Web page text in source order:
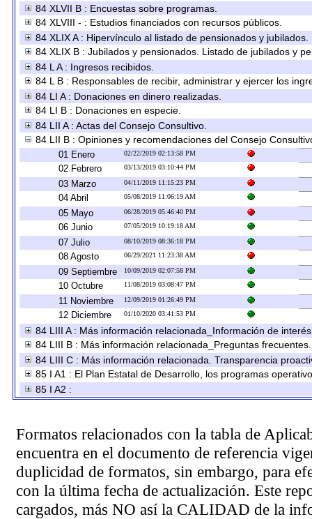
84 XLVII B : Encuestas sobre programas.
84 XLVIII - : Estudios financiados con recursos públicos.
84 XLIX A : Hipervínculo al listado de pensionados y jubilados.
84 XLIX B : Jubilados y pensionados. Listado de jubilados y
84 L A : Ingresos recibidos.
84 L B : Responsables de recibir, administrar y ejercer los
84 LI A : Donaciones en dinero realizadas.
84 LI B : Donaciones en especie.
84 LII A : Actas del Consejo Consultivo.
84 LII B : Opiniones y recomendaciones del Consejo
01 Enero 02/22/2019 02:13:58 PM
02 Febrero 03/13/2019 03:10:44 PM
03 Marzo 04/11/2019 11:15:23 PM
04 Abril 05/08/2019 11:06:19 AM
05 Mayo 06/28/2019 05:46:40 PM
06 Junio 07/05/2019 10:19:18 AM
07 Julio 08/10/2019 08:36:18 PM
08 Agosto 06/29/2021 11:23:38 AM
09 Septiembre 10/09/2019 02:07:58 PM
10 Octubre 11/08/2019 03:08:47 PM
11 Noviembre 12/09/2019 01:26:49 PM
12 Diciembre 01/10/2020 03:41:53 PM
84 LIII A : Más información relacionada_Información de
84 LIII B : Más información relacionada_Preguntas frecuentes.
84 LIII C : Más información relacionada. Transparencia
85 I A1 : El Plan Estatal de Desarrollo, los programas
85 I A2 :
Formatos relacionados con la tabla de
encuentra en el documento de referencia
duplicidad de formatos, sin embargo, para
con la última fecha de actualización. Este
cargados, más NO así la CALIDAD de la